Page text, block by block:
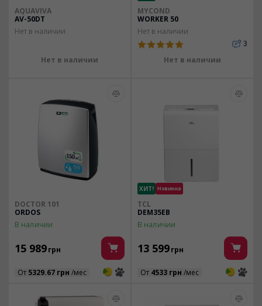
AQUAVIVA
AV-50DT
Нет в наличии
Нет в наличии
MYCOND
WORKER 50
Нет в наличии
3
Нет в наличии
DOCTOR 101
ORDOS
В наличии
15 989грн
От 5329.67 грн /мес 3 3
ХИТ! Новинка
TCL
DEM35EB
В наличии
13 599грн
От 4533 грн /мес 3 3